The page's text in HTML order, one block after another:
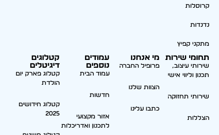
קרוסלות
נדנדות
מתקני קפיץ
תחומי שירות
שירותי עיצוב,
תכנון וליווי אישי
שירותי תחזוקה
הצללות
מי אנחנו
פרופיל החברה
הצוות שלנו
כתבו עלינו
עמודים
נוספים
עמוד הבית
חדשות
אזור מקצועי
לתכנון ואדריכלות
קטלוגים
דיגיטלים
קטלוג פארק יום
הולדת
קטלוג חידושים
2025